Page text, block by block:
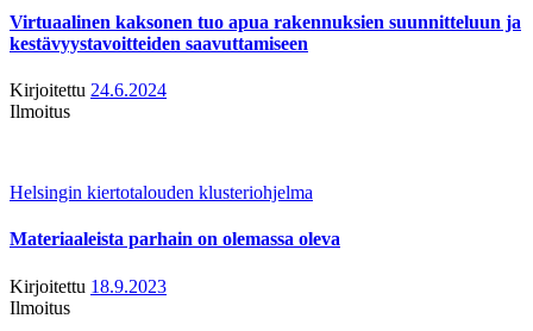
Virtuaalinen kaksonen tuo apua rakennuksien suunnitteluun ja
kestävyystavoitteiden saavuttamiseen
Kirjoitettu 24.6.2024
Ilmoitus
Helsingin kiertotalouden klusteriohjelma
Materiaaleista parhain on olemassa oleva
Kirjoitettu 18.9.2023
Ilmoitus